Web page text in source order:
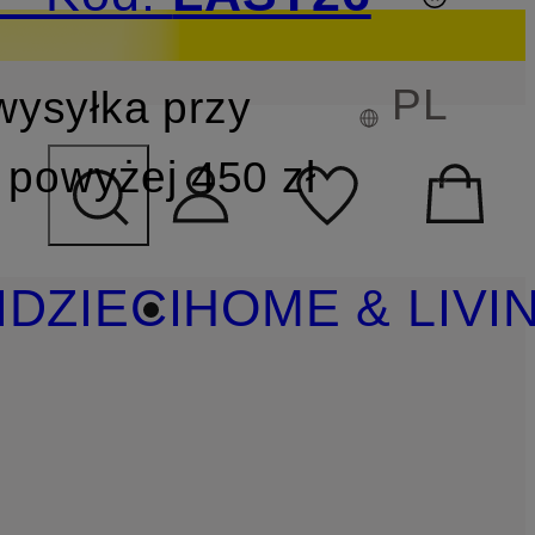
przy
450 zł
PL
DZIECIHOME &